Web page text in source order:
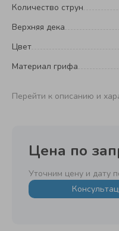
Количество струн
Верхняя дека
Цвет
Материал грифа
Перейти к описанию и
Цена по
Уточним цену и дату